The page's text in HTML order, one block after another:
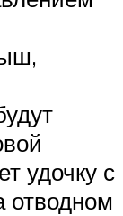
удочку с